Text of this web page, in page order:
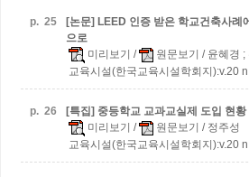
p. 25 [논문] LEED 인증 받은 학교건축사례
으로
미리보기 / 원문보기 / 윤혜경 ;
교육시설(한국교육시설학회지):v.20
p. 26
[특집] 중등학교 교과교실제 도입 현황
미리보기 / 원문보기 / 정주성
교육시설(한국교육시설학회지):v.20